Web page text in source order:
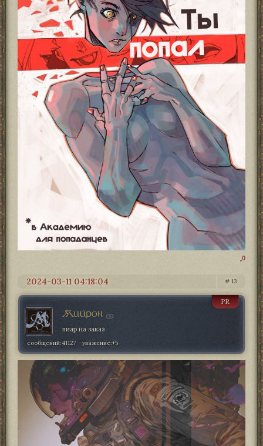
0
13
2024-03-11 04:18:04
Мийрон
PR
пиар на заказ
сообщений:41127 уважение:+5